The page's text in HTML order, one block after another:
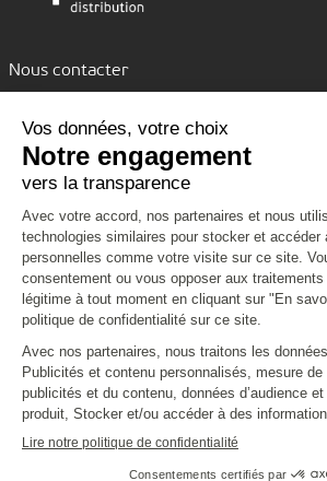
Nous contacter
Nous découvrir
Nous connaître
VPK Group
Environnement
Code de conduite
Nous rejoindre
Nos services
Conditions de livraison
Emballages personnalisés
Clients Grands Comptes
Vous aider
Formulaire de contact
Infos pratiques
CGV Mentions légales
Politique de
Plan du site